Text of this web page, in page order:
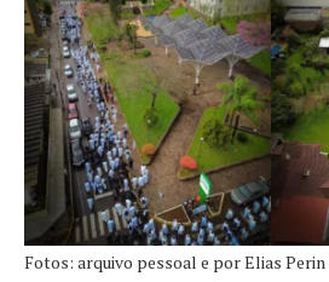
Fotos: arquivo pessoal e por Elias